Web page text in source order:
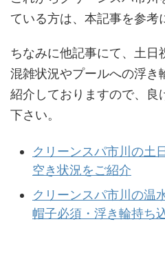
ている方は、本記事を参考
ちなみに他記事にて、土日
混雑状況やプールへの浮き
紹介しておりますので、良
下さい。
クリーンスパ市川の土
空き状況をご紹介
クリーンスパ市川の温
帽子必須・浮き輪持ち